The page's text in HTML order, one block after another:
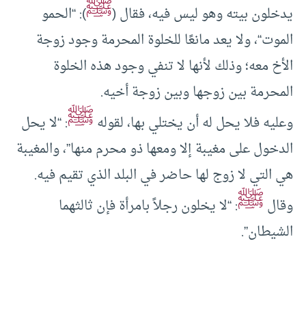
يدخلون بيته وهو ليس فيه، فقال (ﷺ): “الحمو
الموت“، ولا يعد مانعًا للخلوة المحرمة وجود زوجة
الأخ معه؛ وذلك لأنها لا تنفي وجود هذه الخلوة
المحرمة بين زوجها وبين زوجة أخيه.
وعليه فلا يحل له أن يختلي بها، لقولهﷺ: “لا يحل
الدخول على مغيبة إلا ومعها ذو محرم منها”، والمغيبة
هي التي لا زوج لها حاضر في البلد الذي تقيم فيه.
وقالﷺ: “لا يخلون رجلاً بامرأة فإن ثالثهما
الشيطان”.